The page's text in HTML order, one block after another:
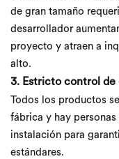
de gran tamaño
desarrollador
proyecto y atraen a
alto.
3. Estricto control de
Todos los productos
fábrica y hay
instalación para
estándares.